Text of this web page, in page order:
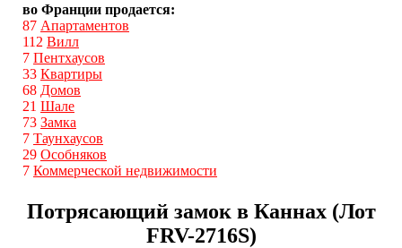
во Франции продается:
87 Апартаментов
112 Вилл
7 Пентхаусов
33 Квартиры
68 Домов
21 Шале
73 Замка
7 Таунхаусов
29 Особняков
7 Коммерческой недвижимости
Потрясающий замок в Каннах (Лот
FRV-2716S)